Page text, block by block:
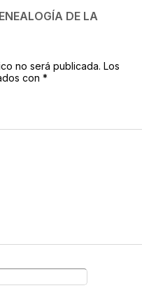
DE LA
no será publicada. Los
con *